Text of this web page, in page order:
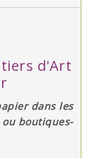
d'Art
dans les
boutiques-